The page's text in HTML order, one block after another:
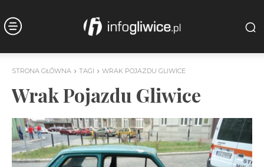
STRONA GŁÓWNA TAGI WRAK POJAZDU GLIWICE
Wrak Pojazdu Gliwice